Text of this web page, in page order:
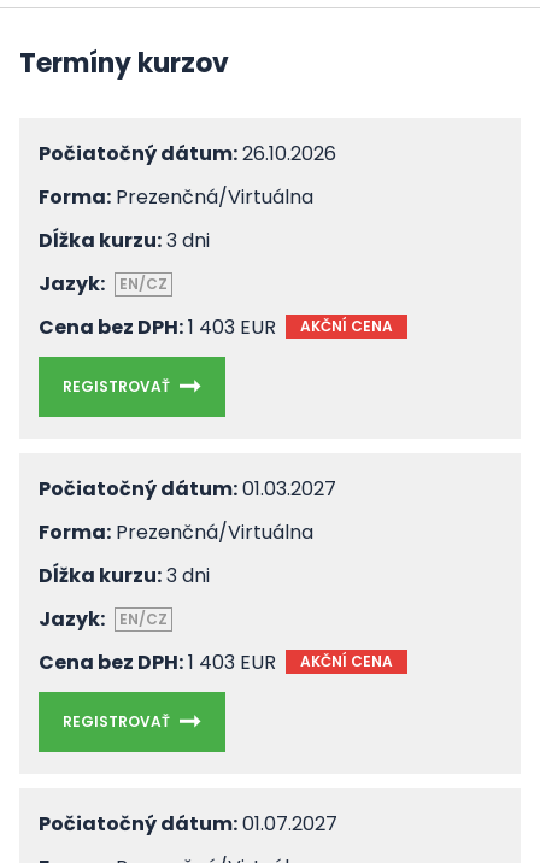
Termíny kurzov
Počiatočný dátum:26.10.2026
Forma: Prezenčná/Virtuálna
Dĺžka kurzu:3 dni
Jazyk:
EN/CZ
Cena bez DPH:1 403 EUR AKČNÍ CENA
REGISTROVAŤ
Počiatočný dátum:01.03.2027
Forma: Prezenčná/Virtuálna
Dĺžka kurzu:3 dni
Jazyk:
EN/CZ
Cena bez DPH:1 403 EUR AKČNÍ CENA
REGISTROVAŤ
Počiatočný dátum:01.07.2027